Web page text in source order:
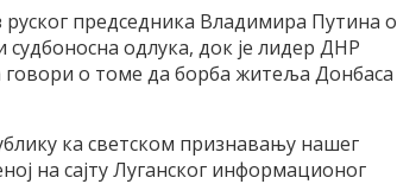
председника Владимира Путина о
одлука, док је лидер ДНР
о томе да борба житеља Донбаса
ка светском признавању нашег
на сајту Луганског информационог